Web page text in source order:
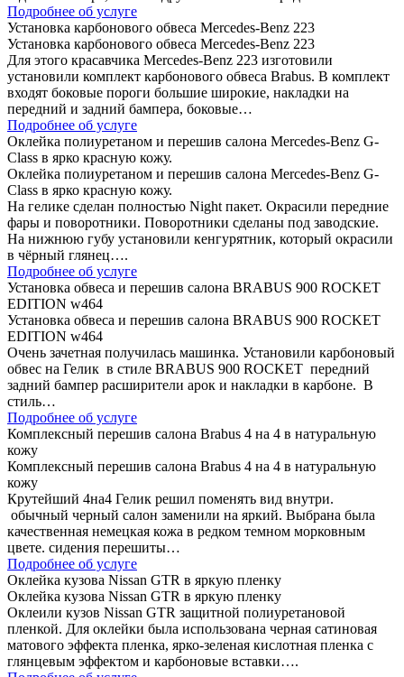
Подробнее об услуге
Установка карбонового обвеса Mercedes-Benz 223
Установка карбонового обвеса Mercedes-Benz 223
Для этого красавчика Mercedes-Benz 223 изготовили
установили комплект карбонового обвеса Brabus. В комплект
входят боковые пороги большие широкие, накладки на
передний и задний бампера, боковые…
Подробнее об услуге
Оклейка полиуретаном и перешив салона Mercedes-Benz G-
Class в ярко красную кожу.
Оклейка полиуретаном и перешив салона Mercedes-Benz G-
Class в ярко красную кожу.
На гелике сделан полностью Night пакет. Окрасили передние
фары и поворотники. Поворотники сделаны под заводские.
На нижнюю губу установили кенгурятник, который окрасили
в чёрный глянец….
Подробнее об услуге
Установка обвеса и перешив салона BRABUS 900 ROCKET
EDITION w464
Установка обвеса и перешив салона BRABUS 900 ROCKET
EDITION w464
Очень зачетная получилась машинка. Установили карбоновый
обвес на Гелик в стиле BRABUS 900 ROCKET передний
задний бампер расширители арок и накладки в карбоне. В
стиль…
Подробнее об услуге
Комплексный перешив салона Brabus 4 на 4 в натуральную
кожу
Комплексный перешив салона Brabus 4 на 4 в натуральную
кожу
Крутейший 4на4 Гелик решил поменять вид внутри.
обычный черный салон заменили на яркий. Выбрана была
качественная немецкая кожа в редком темном морковным
цвете. сидения перешиты…
Подробнее об услуге
Оклейка кузова Nissan GTR в яркую пленку
Оклейка кузова Nissan GTR в яркую пленку
Оклеили кузов Nissan GTR защитной полиуретановой
пленкой. Для оклейки была использована черная сатиновая
матового эффекта пленка, ярко-зеленая кислотная пленка с
глянцевым эффектом и карбоновые вставки….